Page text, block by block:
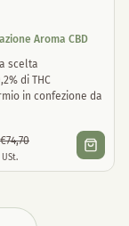
Aroma CBD
scelta
di THC
in confezione da
€74,70